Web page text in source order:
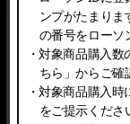
ンプがたまり
の番号をローソ
・対象商品購入
ちら」からご確
・対象商品購入
をご提示くだ